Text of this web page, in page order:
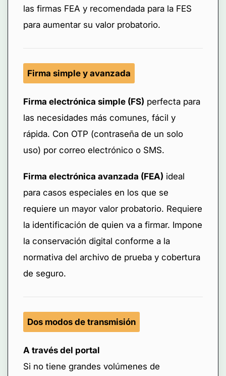
las firmas FEA y recomendada para la FES
para aumentar su valor probatorio.
Firma simple y avanzada
Firma electrónica simple (FS) perfecta para
las necesidades más comunes, fácil y
rápida. Con OTP (contraseña de un solo
uso) por correo electrónico o SMS.
Firma electrónica avanzada (FEA) ideal
para casos especiales en los que se
requiere un mayor valor probatorio. Requiere
la identificación de quien va a firmar. Impone
la conservación digital conforme a la
normativa del archivo de prueba y cobertura
de seguro.
Dos modos de transmisión
A través del portal
Si no tiene grandes volúmenes de